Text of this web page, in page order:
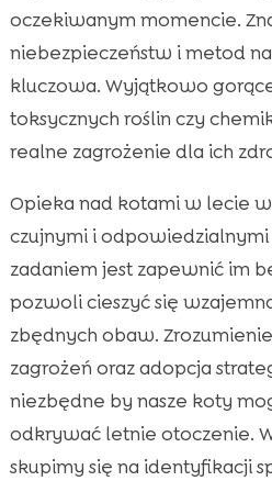
oczekiwanym momencie.
niebezpieczeństw i metod
kluczowa. Wyjątkowo
toksycznych roślin czy
realne zagrożenie dla ich
Opieka nad kotami w lecie
czujnymi i
zadaniem jest zapewnić im
pozwoli cieszyć się
zbędnych obaw.
zagrożeń oraz adopcja
niezbędne by nasze koty
odkrywać letnie otoczenie.
skupimy się na identyfikacji